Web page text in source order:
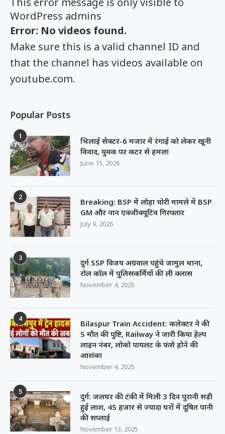
WordPress admins
Error: No videos found.
Make sure this is a valid channel ID and
that the channel has videos available on
youtube.com.
Popular Posts
1
भिलाई सेक्टर-6 मजार में रंगाई को लेकर खूनी
विवाद, युवक पर कटर से हमला
June 15, 2026
2
Breaking: BSP में लोहा चोरी मामले में BSP
GM और नान एक्जीक्यूटिव गिरफ्तार
July 9, 2026
3
दुर्ग SSP विजय अग्रवाल पहुंचे जामुल थाना,
रोल कॉल में पुलिसकर्मियों की ली क्लास
November 4, 2025
4
Bilaspur Train Accident: कलेक्टर ने की
5 मौत की पुष्टि, Railway ने जारी किया हेल्प
लाइन नंबर, लोको पायलट के फंसे होने की
आशंका
November 4, 2025
5
दुर्ग: जलघर की टंकी में मिली 3 दिन पुरानी सड़ी
हुई लाश, 45 हजार से ज्यादा घरों में दूषित पानी
की सप्लाई
November 13, 2025